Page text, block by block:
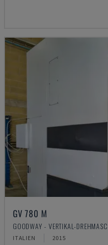
GV 780 M
GOODWAY - VERTIKAL-
ITALIEN 2015